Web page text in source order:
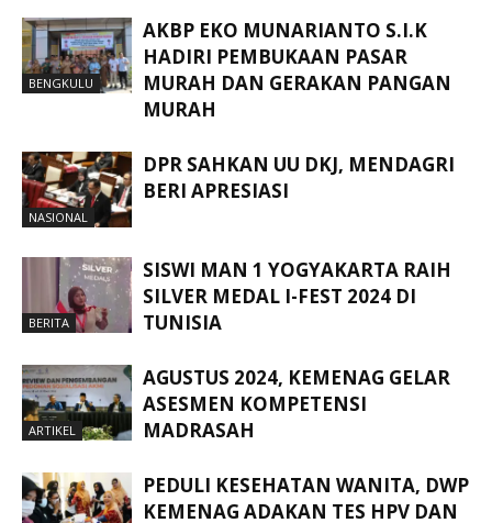
BENGKULU
AKBP EKO MUNARIANTO S.I.K
HADIRI PEMBUKAAN PASAR
MURAH DAN GERAKAN PANGAN
MURAH
NASIONAL
DPR SAHKAN UU DKJ, MENDAGRI
BERI APRESIASI
BERITA
SISWI MAN 1 YOGYAKARTA RAIH
SILVER MEDAL I-FEST 2024 DI
TUNISIA
ARTIKEL
AGUSTUS 2024, KEMENAG GELAR
ASESMEN KOMPETENSI
MADRASAH
PEDULI KESEHATAN WANITA, DWP
KEMENAG ADAKAN TES HPV DAN